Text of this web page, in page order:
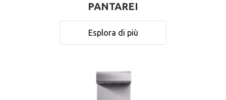
PANTAREI
Esplora di più